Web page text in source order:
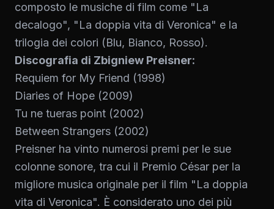
composto le musiche di film come "La
decalogo", "La doppia vita di Veronica" e la
trilogia dei colori (Blu, Bianco, Rosso).
Discografia di Zbigniew Preisner:
Requiem for My Friend (1998)
Diaries of Hope (2009)
Tu ne tueras point (2002)
Between Strangers (2002)
Preisner ha vinto numerosi premi per le sue
colonne sonore, tra cui il Premio César per la
migliore musica originale per il film "La doppia
vita di Veronica". È considerato uno dei più